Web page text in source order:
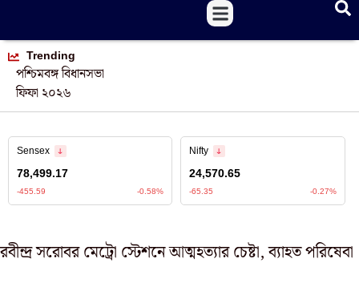
Trending
পশ্চিমবঙ্গ বিধানসভা
ফিফা ২০২৬
রবীন্দ্র সরোবর মেট্রো স্টেশনে আত্মহত্যার চেষ্টা, ব্যাহত পরিষেবা